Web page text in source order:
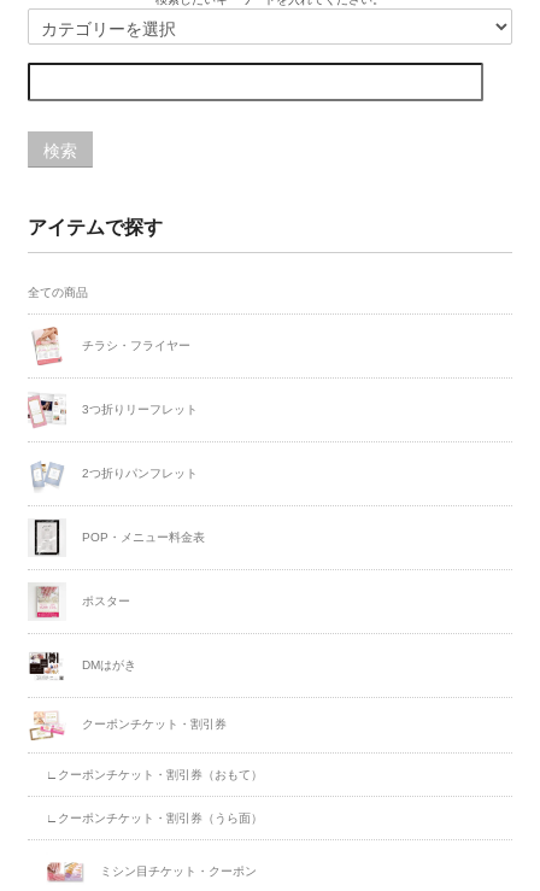
検索
アイテムで探す
全ての商品
チラシ・フライヤー
3つ折りリーフレット
2つ折りパンフレット
POP・メニュー料金表
ポスター
DMはがき
クーポンチケット・割引券
∟クーポンチケット・割引券（おもて）
∟クーポンチケット・割引券（うら面）
ミシン目チケット・クーポン